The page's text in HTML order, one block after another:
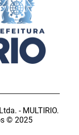
- MULTIRIO.
© 2025